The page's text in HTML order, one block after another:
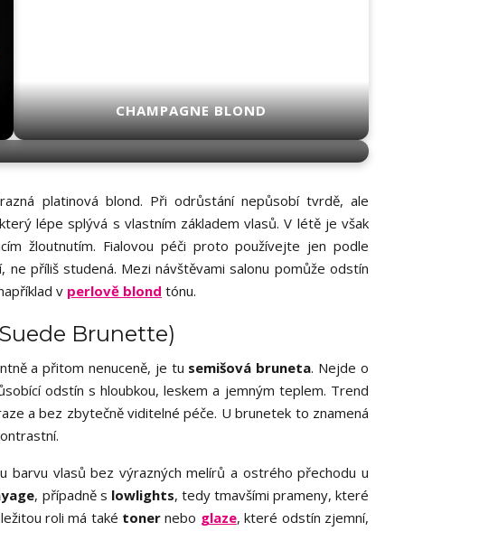
CHAMPAGNE BLOND
BLOND
platinová blond. Při odrůstání nepůsobí tvrdě, ale
lépe splývá s vlastním základem vlasů. V létě je však
žloutnutím. Fialovou péči proto používejte jen podle
příliš studená. Mezi návštěvami salonu pomůže odstín
v perlově blond tónu.
Brunette)
a přitom nenuceně, je tu semišová bruneta. Nejde o
odstín s hloubkou, leskem a jemným teplem. Trend
a bez zbytečně viditelné péče. U brunetek to znamená
barvu vlasů bez výrazných melírů a ostrého přechodu u
, případně s lowlights, tedy tmavšími prameny, které
roli má také toner nebo glaze, které odstín zjemní,